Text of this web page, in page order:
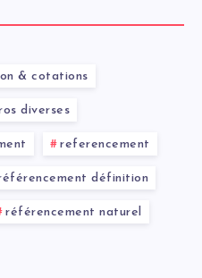
& cotations
diverses
referencement
définition
référencement naturel